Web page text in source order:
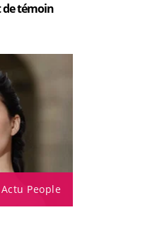
de témoin
Actu People